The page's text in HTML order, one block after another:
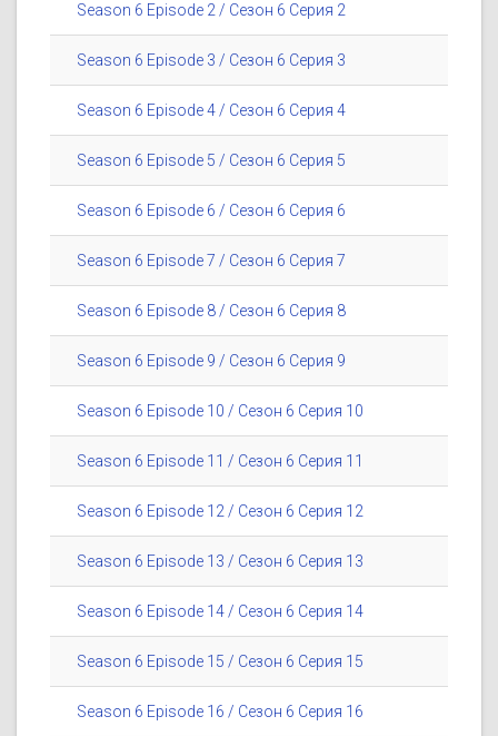
Season 6 Episode 2 / Сезон 6 Серия 2
Season 6 Episode 3 / Сезон 6 Серия 3
Season 6 Episode 4 / Сезон 6 Серия 4
Season 6 Episode 5 / Сезон 6 Серия 5
Season 6 Episode 6 / Сезон 6 Серия 6
Season 6 Episode 7 / Сезон 6 Серия 7
Season 6 Episode 8 / Сезон 6 Серия 8
Season 6 Episode 9 / Сезон 6 Серия 9
Season 6 Episode 10 / Сезон 6 Серия 10
Season 6 Episode 11 / Сезон 6 Серия 11
Season 6 Episode 12 / Сезон 6 Серия 12
Season 6 Episode 13 / Сезон 6 Серия 13
Season 6 Episode 14 / Сезон 6 Серия 14
Season 6 Episode 15 / Сезон 6 Серия 15
Season 6 Episode 16 / Сезон 6 Серия 16